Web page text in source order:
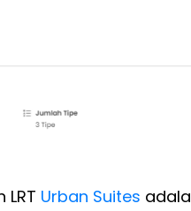
Urban Suites